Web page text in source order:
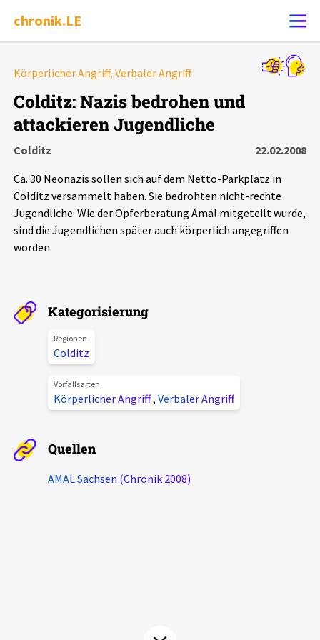
chronik.LE
Ereignis melden
Chronik
Leipziger Zustände
Schlaglichter
Aktuelles
Veranstaltungen
Podcasts
Über uns
Kontakt
Unterstützer_innen
Körperlicher Angriff, Verbaler Angriff
Colditz: Nazis bedrohen und
attackieren Jugendliche
Colditz
22.02.2008
Ca. 30 Neonazis sollen sich auf dem Netto-Parkplatz in
Colditz versammelt haben. Sie bedrohten nicht-rechte
Jugendliche. Wie der Opferberatung Amal mitgeteilt wurde,
sind die Jugendlichen später auch körperlich angegriffen
worden.
Kategorisierung
Regionen
Colditz
Vorfallsarten
Körperlicher Angriff, Verbaler Angriff
Quellen
AMAL Sachsen (Chronik 2008)
Alle Ereignisse
7502Ereignisse
Ereignisse Statistik